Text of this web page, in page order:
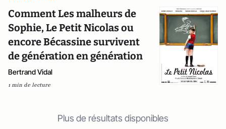
Comment Les malheurs de
Sophie, Le Petit Nicolas ou
encore Bécassine survivent
de génération en génération
Bertrand Vidal
1 min de lecture
Plus de résultats disponibles